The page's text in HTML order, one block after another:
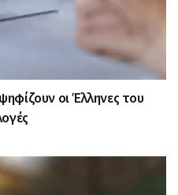
οι Έλληνες του